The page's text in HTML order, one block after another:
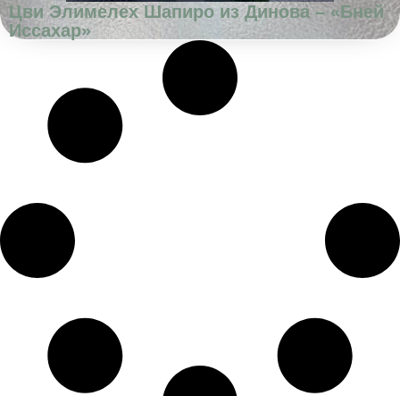
Цви Элимелех Шапиро из Динова – «Бней
Иссахар»